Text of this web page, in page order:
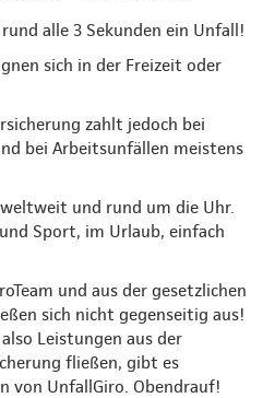
alle 3 Sekunden ein Unfall!
sich in der Freizeit oder
zahlt jedoch bei
bei Arbeitsunfällen meistens
und rund um die Uhr.
Sport, im Urlaub, einfach
und aus der gesetzlichen
sich nicht gegenseitig aus!
Leistungen aus der
fließen, gibt es
von UnfallGiro. Obendrauf!